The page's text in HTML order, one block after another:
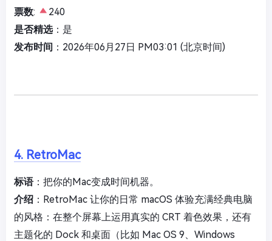
票数:
240
是否精选：是
发布时间 ：2026年06月27日 PM03:01 (北京时间)
4. RetroMac
标语：把你的Mac变成时间机器。
介绍 ：RetroMac 让你的日常 macOS 体验充满经典电脑
的风格：在整个屏幕上运用真实的 CRT 着色效果，还有
主题化的 Dock 和桌面（比如 Mac OS 9、Windows